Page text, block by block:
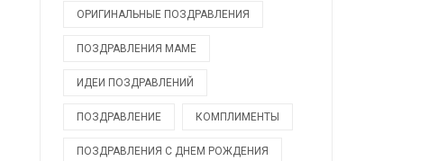
ОРИГИНАЛЬНЫЕ ПОЗДРАВЛЕНИЯ
ПОЗДРАВЛЕНИЯ МАМЕ
ИДЕИ ПОЗДРАВЛЕНИЙ
ПОЗДРАВЛЕНИЕ КОМПЛИМЕНТЫ
ПОЗДРАВЛЕНИЯ С ДНЕМ РОЖДЕНИЯ